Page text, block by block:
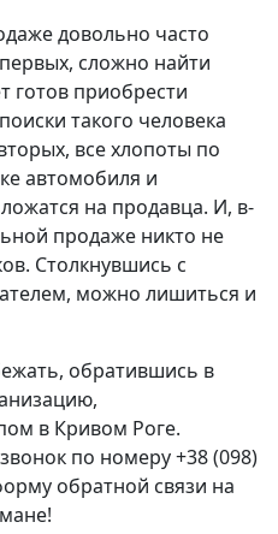
довольно часто
сложно найти
готов приобрести
такого человека
все хлопоты по
автомобиля и
на продавца. И, в-
продаже никто не
Столкнувшись с
можно лишиться и
обратившись в
в Кривом Роге.
по номеру +38 (098)
обратной связи на